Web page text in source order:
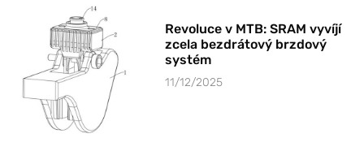
Revoluce v MTB: SRAM vyvíjí
zcela bezdrátový brzdový
systém
11/12/2025